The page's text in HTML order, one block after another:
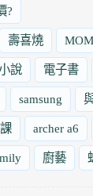
?
壽喜燒
說 電子書
samsung
archer a6
廚藝